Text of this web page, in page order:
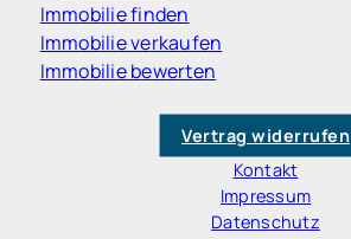
Immobilie finden
Immobilie verkaufen
Immobilie bewerten
Vertrag widerrufen
Kontakt
Impressum
Datenschutz